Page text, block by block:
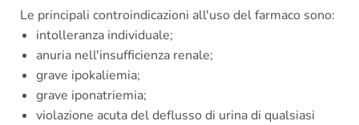
Le principali controindicazioni all'uso del farmaco sono:
intolleranza individuale;
anuria nell'insufficienza renale;
grave ipokaliemia;
grave iponatriemia;
violazione acuta del deflusso di urina di qualsiasi